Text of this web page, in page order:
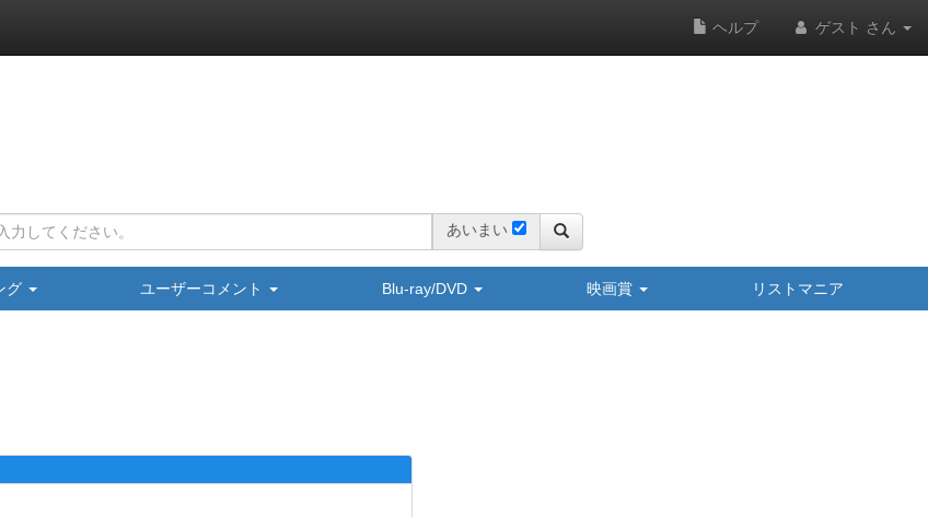
ヘルプ ゲスト さん
あいまい
グ ユーザーコメント Blu-ray/DVD 映画賞 リストマニア